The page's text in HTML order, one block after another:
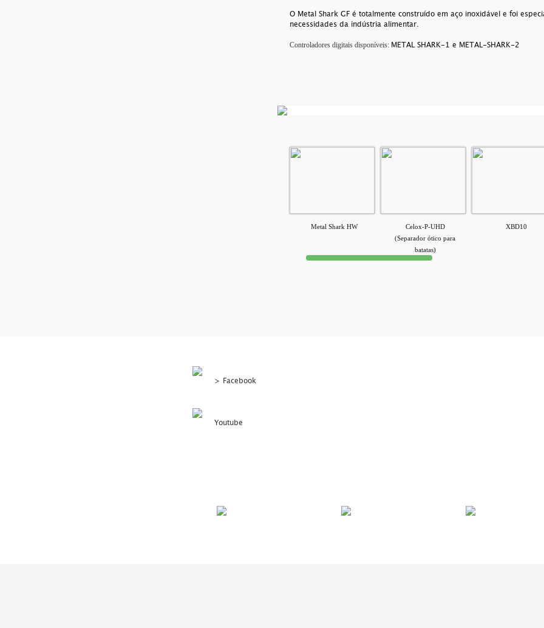
O Metal Shark GF é totalmente construído em aço inoxidável e foi
necessidades da indústria alimentar.
Controladores digitais disponíveis: METAL SHARK-1 e METAL-SHARK-2
Metal Shark HW
Celox-P-UHD
(Separador ótico para
batatas)
XBD10
> Facebook
Youtube